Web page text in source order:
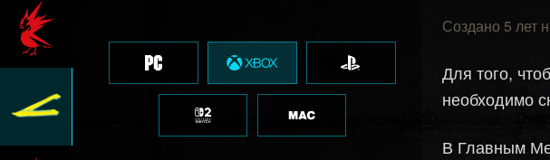
Создано 5
Для того,
необходимо
В Главным